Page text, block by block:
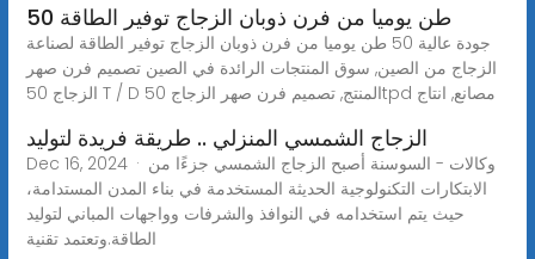
50 طن يوميا من فرن ذوبان الزجاج توفير الطاقة
جودة عالية 50 طن يوميا من فرن ذوبان الزجاج توفير الطاقة لصناعة
الزجاج من الصين, سوق المنتجات الرائدة في الصين تصميم فرن صهر
الزجاج 50 T / D المنتج, تصميم فرن صهر الزجاج 50tpd مصانع, انتاج
الزجاج الشمسي المنزلي .. طريقة فريدة لتوليد
Dec 16, 2024 · وكالات - السوسنة أصبح الزجاج الشمسي جزءًا من
الابتكارات التكنولوجية الحديثة المستخدمة في بناء المدن المستدامة،
حيث يتم استخدامه في النوافذ والشرفات وواجهات المباني لتوليد
الطاقة.وتعتمد تقنية